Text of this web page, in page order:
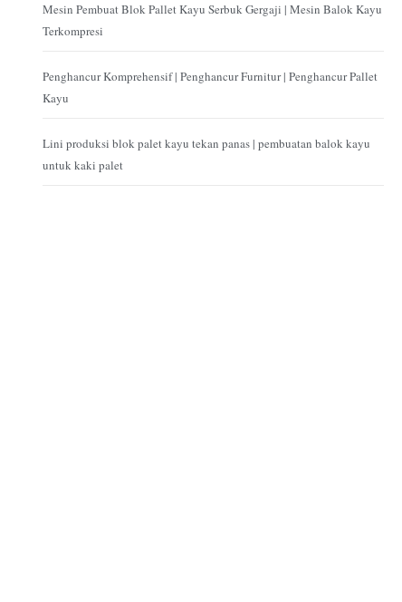
Mesin Pembuat Blok Pallet Kayu Serbuk Gergaji | Mesin Balok Kayu
Terkompresi
Penghancur Komprehensif | Penghancur Furnitur | Penghancur Pallet
Kayu
Lini produksi blok palet kayu tekan panas | pembuatan balok kayu
untuk kaki palet